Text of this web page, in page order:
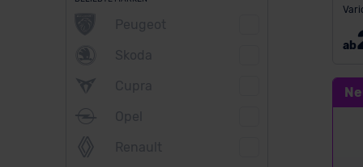
Peugeot
Skoda
Cupra
Opel
Renault
ab